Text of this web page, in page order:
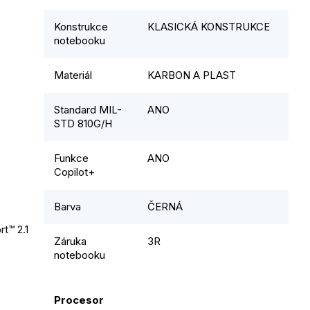
2.1
Konstrukce
notebooku
KLASICKÁ KONSTRUKCE
Materiál KARBON A PLAST
Standard MIL-
STD 810G/H
ANO
Funkce
Copilot+
ANO
Barva ČERNÁ
Záruka
notebooku
3R
Procesor